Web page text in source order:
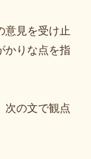
意見を受け止
かりな点を指
の文で観点